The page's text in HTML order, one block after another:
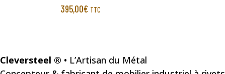
395,00€ TTC
Cleversteel ® • L’Artisan du Métal